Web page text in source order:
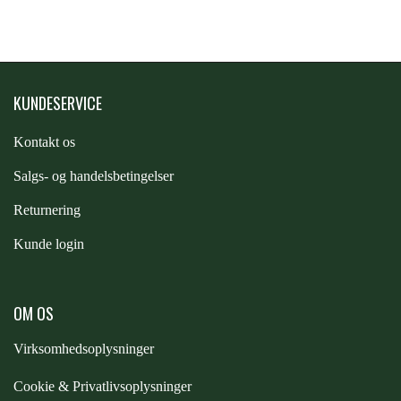
PREMIER EQUINE GROOMING & STALD
PREMIER EQUINE RYTTER
LIKIT
RACING TACK
KUNDESERVICE
Kontakt os
Salgs- og handelsbetingelser
Returnering
Kunde login
OM OS
Virksomhedsoplysninger
Cookie & Privatlivsoplysninger